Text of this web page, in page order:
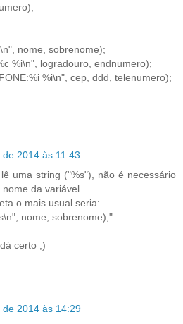
nome, sobrenome);
%i\n", logradouro, endnumero);
%i\n", cep, ddd, telenumero);
2014 às 11:43
uma string ("%s"), não é necessário
da variável.
o mais usual seria:
nome, sobrenome);"
certo ;)
de 2014 às 14:29